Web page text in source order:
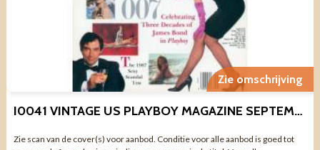
Zie omschrijving
I0041 VINTAGE US PLAYBOY MAGAZINE SEPTEMBER 1987
Zie scan van de cover(s) voor aanbod. Conditie voor alle aanbod is goed tot